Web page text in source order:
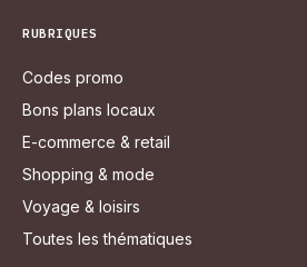
RUBRIQUES
Codes promo
Bons plans locaux
E-commerce & retail
Shopping & mode
Voyage & loisirs
Toutes les thématiques